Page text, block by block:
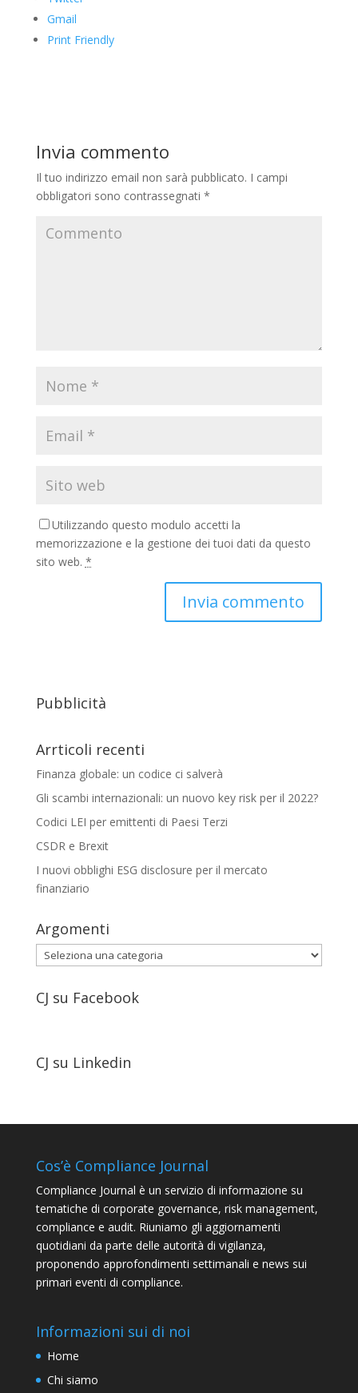
Gmail
Print Friendly
Invia commento
Il tuo indirizzo email non sarà pubblicato. I campi
obbligatori sono contrassegnati *
Utilizzando questo modulo accetti la
memorizzazione e la gestione dei tuoi dati da questo
sito web. *
Pubblicità
Arrticoli recenti
Finanza globale: un codice ci salverà
Gli scambi internazionali: un nuovo key risk per il 2022?
Codici LEI per emittenti di Paesi Terzi
CSDR e Brexit
I nuovi obblighi ESG disclosure per il mercato
finanziario
Argomenti
Argomenti
CJ su Facebook
CJ su Linkedin
Cos’è Compliance Journal
Compliance Journal è un servizio di informazione su
tematiche di corporate governance, risk management,
compliance e audit. Riuniamo gli aggiornamenti
quotidiani da parte delle autorità di vigilanza,
proponendo approfondimenti settimanali e news sui
primari eventi di compliance.
Informazioni sui di noi
Home
Chi siamo